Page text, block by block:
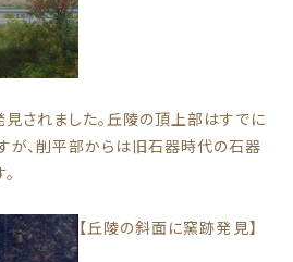
されました。丘陵の頂上部はすでに
が、削平部からは旧石器時代の石器
【丘陵の斜面に窯跡発見】